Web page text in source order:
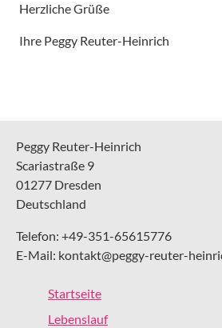
Herzliche Grüße
Ihre Peggy Reuter-Heinrich
Peggy Reuter-Heinrich
Scariastraße 9
01277 Dresden
Deutschland
Telefon: +49-351-65615776
E-Mail: kontakt@peggy-reuter-
Startseite
Lebenslauf